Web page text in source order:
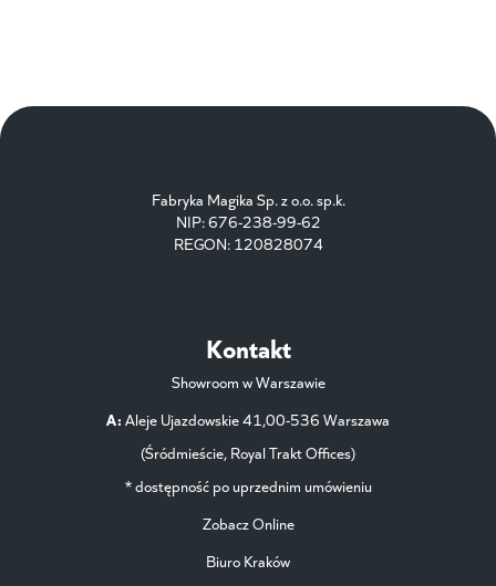
Fabryka Magika Sp. z o.o. sp.k.
NIP: 676-238-99-62
REGON: 120828074
Kontakt
Showroom w Warszawie
A: Aleje Ujazdowskie 41,00-536 Warszawa
(Śródmieście, Royal Trakt Offices)
* dostępność po uprzednim umówieniu
Zobacz Online
Biuro Kraków